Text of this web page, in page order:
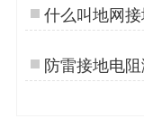
什么叫地网
情【易造防
防雷接地电
参数齐全！